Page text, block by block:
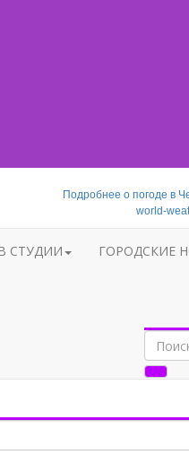
Подробнее о погоде в
world-
СТУДИИ ГОРОДСКИЕ